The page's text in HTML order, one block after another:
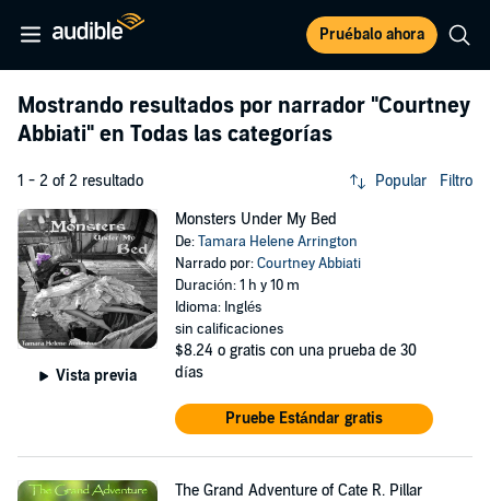
Pruébalo ahora
Mostrando resultados por narrador "Courtney
Abbiati" en Todas las categorías
1 - 2 of 2 resultado Popular Filtro
Vista previa
Monsters Under My Bed
De:Tamara Helene Arrington
Narrado por:Courtney Abbiati
Duración: 1 h y 10 m
Idioma: Inglés
sin calificaciones
$8.24 o gratis con una prueba de 30
días
Pruebe Estándar gratis
The Grand Adventure of Cate R. Pillar